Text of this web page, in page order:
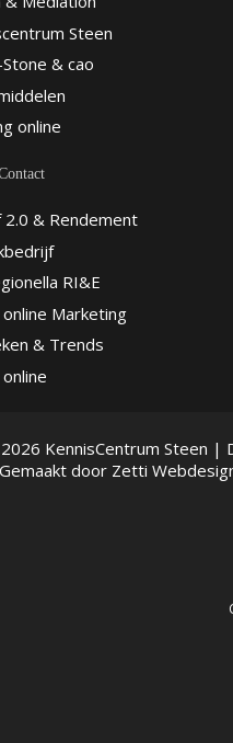
Steen
& cao
online
2.0 & Rendement
RI&E
Marketing
& Trends
KennisCentrum Steen |
door Zetti